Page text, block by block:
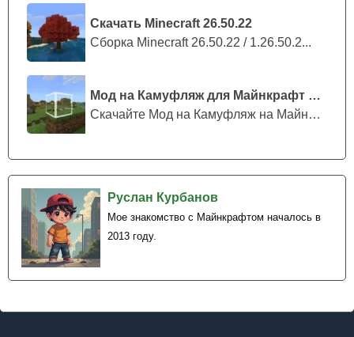
Скачать Minecraft 26.50.22
Сборка Minecraft 26.50.22 / 1.26.50.2...
Мод на Камуфляж для Майнкрафт ПЕ
Скачайте Мод на Камуфляж на Майнкрафт...
Руслан Курбанов
Мое знакомство с Майнкрафтом началось в
2013 году.